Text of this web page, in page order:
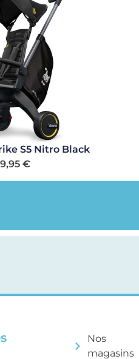
S5 Nitro Black
€
Nos
magasins